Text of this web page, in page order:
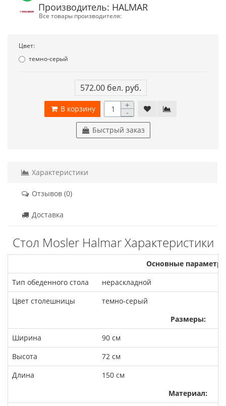
Производитель: HALMAR
Все товары производителя:
Цвет:
темно-серый
572.00 бел. руб.
В корзину +
-
Быстрый заказ
Характеристики
Отзывов (0)
Доставка
Стол Mosler Halmar Характеристики
Основные
Тип обеденного стола
нераскладной
Цвет столешницы
темно-серый
Размеры:
Ширина
90 см
Высота
72 см
Длина
150 см
Материал: